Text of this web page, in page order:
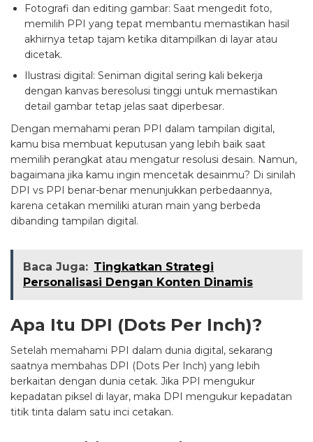
Fotografi dan editing gambar: Saat mengedit foto,
memilih PPI yang tepat membantu memastikan hasil
akhirnya tetap tajam ketika ditampilkan di layar atau
dicetak.
Ilustrasi digital: Seniman digital sering kali bekerja
dengan kanvas beresolusi tinggi untuk memastikan
detail gambar tetap jelas saat diperbesar.
Dengan memahami peran PPI dalam tampilan digital,
kamu bisa membuat keputusan yang lebih baik saat
memilih perangkat atau mengatur resolusi desain. Namun,
bagaimana jika kamu ingin mencetak desainmu? Di sinilah
DPI vs PPI benar-benar menunjukkan perbedaannya,
karena cetakan memiliki aturan main yang berbeda
dibanding tampilan digital.
Baca Juga: Tingkatkan Strategi
Personalisasi Dengan Konten Dinamis
Apa Itu DPI (Dots Per Inch)?
Setelah memahami PPI dalam dunia digital, sekarang
saatnya membahas DPI (Dots Per Inch) yang lebih
berkaitan dengan dunia cetak. Jika PPI mengukur
kepadatan piksel di layar, maka DPI mengukur kepadatan
titik tinta dalam satu inci cetakan.